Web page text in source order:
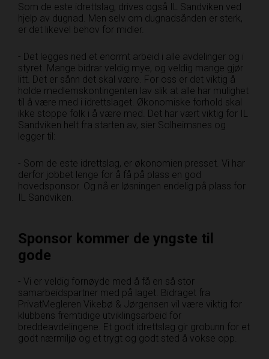
Som de este idrettslag, drives også IL Sandviken ved
hjelp av dugnad. Men selv om dugnadsånden er sterk,
er det likevel behov for midler.
- Det legges ned et enormt arbeid i alle avdelinger og i
styret. Mange bidrar veldig mye, og veldig mange gjør
litt. Det er sånn det skal være. For oss er det viktig å
holde medlemskontingenten lav slik at alle har mulighet
til å være med i idrettslaget. Økonomiske forhold skal
ikke stoppe folk i å være med. Det har vært viktig for IL
Sandviken helt fra starten av, sier Solheimsnes og
legger til:
- Som de este idrettslag, er økonomien presset. Vi har
derfor jobbet lenge for å få på plass en god
hovedsponsor. Og nå er løsningen endelig på plass for
IL Sandviken.
Sponsor kommer de yngste til
gode
- Vi er veldig fornøyde med å få en så stor
samarbeidspartner med på laget. Bidraget fra
PrivatMegleren Vikebø & Jørgensen vil være viktig for
klubbens fremtidige utviklingsarbeid for
breddeavdelingene. Et godt idrettslag gir grobunn for et
godt nærmiljø og et trygt og godt sted å vokse opp.